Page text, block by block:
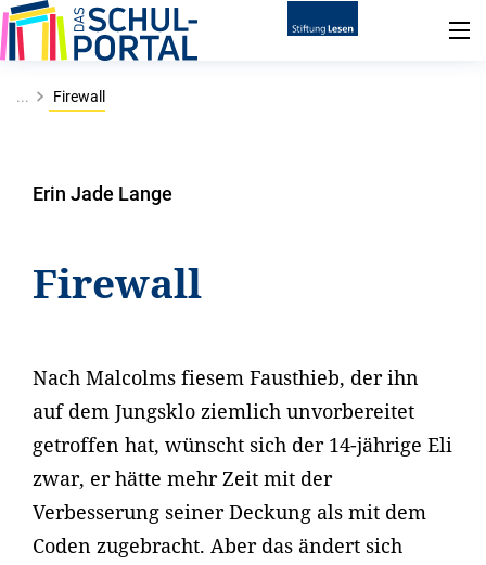
... Firewall
Erin Jade Lange
Firewall
Nach Malcolms fiesem Fausthieb, der ihn
auf dem Jungsklo ziemlich unvorbereitet
getroffen hat, wünscht sich der 14-jährige Eli
zwar, er hätte mehr Zeit mit der
Verbesserung seiner Deckung als mit dem
Coden zugebracht. Aber das ändert sich